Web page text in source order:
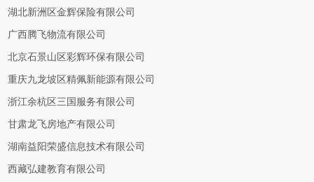
湖北新洲区金辉保险有限公司
广西腾飞物流有限公司
北京石景山区彩辉环保有限公司
重庆九龙坡区精佩新能源有限公司
浙江余杭区三国服务有限公司
甘肃龙飞房地产有限公司
湖南益阳荣盛信息技术有限公司
西藏弘建教育有限公司